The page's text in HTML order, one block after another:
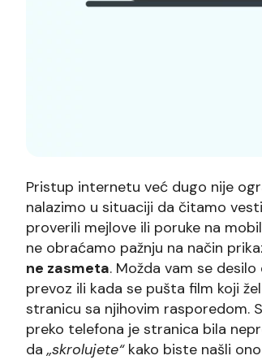
Pristup internetu već dugo nije
nalazimo u situaciji da čitamo
proverili mejlove ili poruke na
ne obraćamo pažnju na način
ne zasmeta. Možda vam se
prevoz ili kada se pušta film koji
stranicu sa njihovim rasporedom.
preko telefona je stranica bila
da„skrolujete“kako biste našli